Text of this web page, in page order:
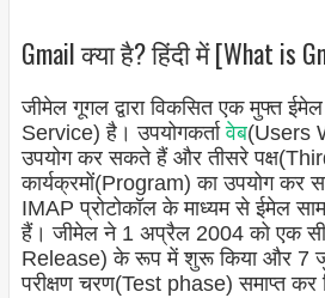
Gmail क्या है? हिंदी में [What is
जीमेल गूगल द्वारा विकसित एक मुफ्त
Service) है। उपयोगकर्तावेब(Users
उपयोग कर सकते हैं और तीसरे
कार्यक्रमों(Program) का उपयोग कर
IMAP प्रोटोकॉल के माध्यम से ईमेल
हैं। जीमेल ने 1 अप्रैल 2004 को एक
Release) के रूप में शुरू किया और 7
परीक्षण चरण(Test phase) समाप्त कर